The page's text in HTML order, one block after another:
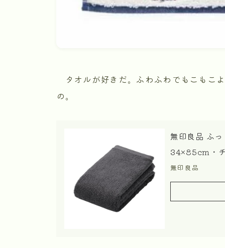
タオルが好きだ。ふわふわでもこもこ
の。
無印良品 ふ
34×85cm・
無印良品